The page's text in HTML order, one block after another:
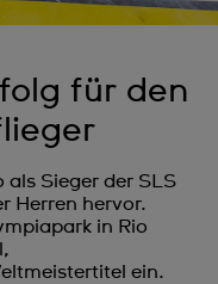
für den
Sieger der SLS
Herren hervor.
in Rio
ein.